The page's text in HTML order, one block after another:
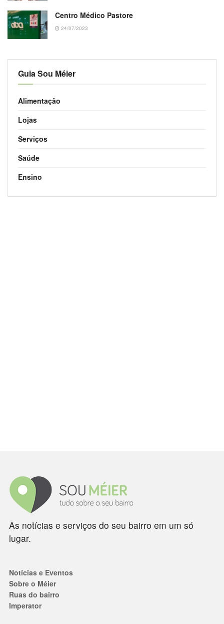
Centro Médico Pastore
24/07/2023
Guia Sou Méier
Alimentação
Lojas
Serviços
Saúde
Ensino
As notícias e serviços do seu bairro em um só
lugar.
Notícias e Eventos
Sobre o Méier
Ruas do bairro
Imperator